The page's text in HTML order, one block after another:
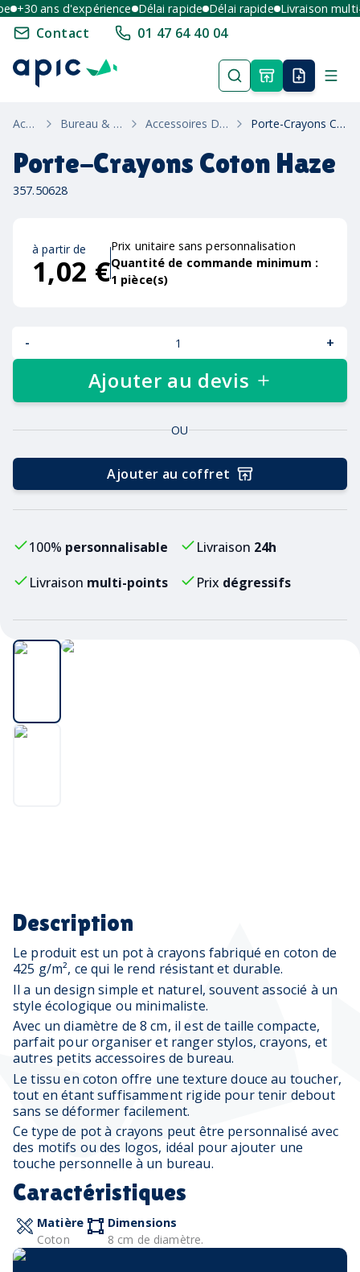
+30 ans d'expérience Délai rapide Délai rapide Livraison multi-
Contact 01 47 64 40 04
Accueil Bureau & Ecriture Accessoires De Bureau Porte-Crayons Coton Haze
Description
Le produit est un pot à crayons fabriqué en coton de
425 g/m², ce qui le rend résistant et durable.
Il a un design simple et naturel, souvent associé à un
style écologique ou minimaliste.
Avec un diamètre de 8 cm, il est de taille compacte,
parfait pour organiser et ranger stylos, crayons, et
autres petits accessoires de bureau.
Le tissu en coton offre une texture douce au toucher,
tout en étant suffisamment rigide pour tenir debout
sans se déformer facilement.
Ce type de pot à crayons peut être personnalisé avec
des motifs ou des logos, idéal pour ajouter une
touche personnelle à un bureau.
Caractéristiques
Matière
Coton
Dimensions
8 cm de diamètre.
Porte-Crayons Coton Haze
357.50628
à partir de
1,02 €
Prix unitaire sans personnalisation
Quantité de commande minimum :
1 pièce(s)
- +
Ajouter au devis
OU
Ajouter au coffret
100% personnalisable Livraison 24h
Livraison multi-points Prix dégressifs